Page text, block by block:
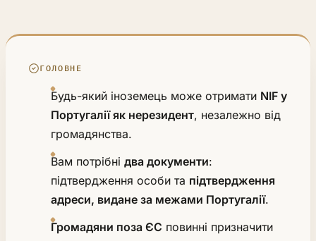
ГОЛОВНЕ
Будь-який іноземець може отримати NIF у
Португалії як нерезидент, незалежно від
громадянства.
Вам потрібні два документи:
підтвердження особи та підтвердження
адреси, видане за межами Португалії.
Громадяни поза ЄС повинні призначити